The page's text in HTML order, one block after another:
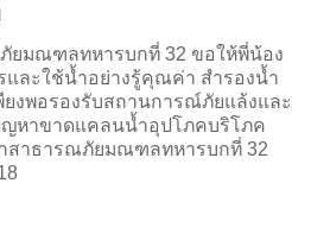
ยมณฑลทหารบกที่ 32 ขอให้พี่น้อง
และใช้น้ำอย่างรู้คุณค่า สำรองน้ำ
งพอรองรับสถานการณ์ภัยแล้งและ
หาขาดแคลนน้ำอุปโภคบริโภค
สาธารณภัยมณฑลทหารบกที่ 32